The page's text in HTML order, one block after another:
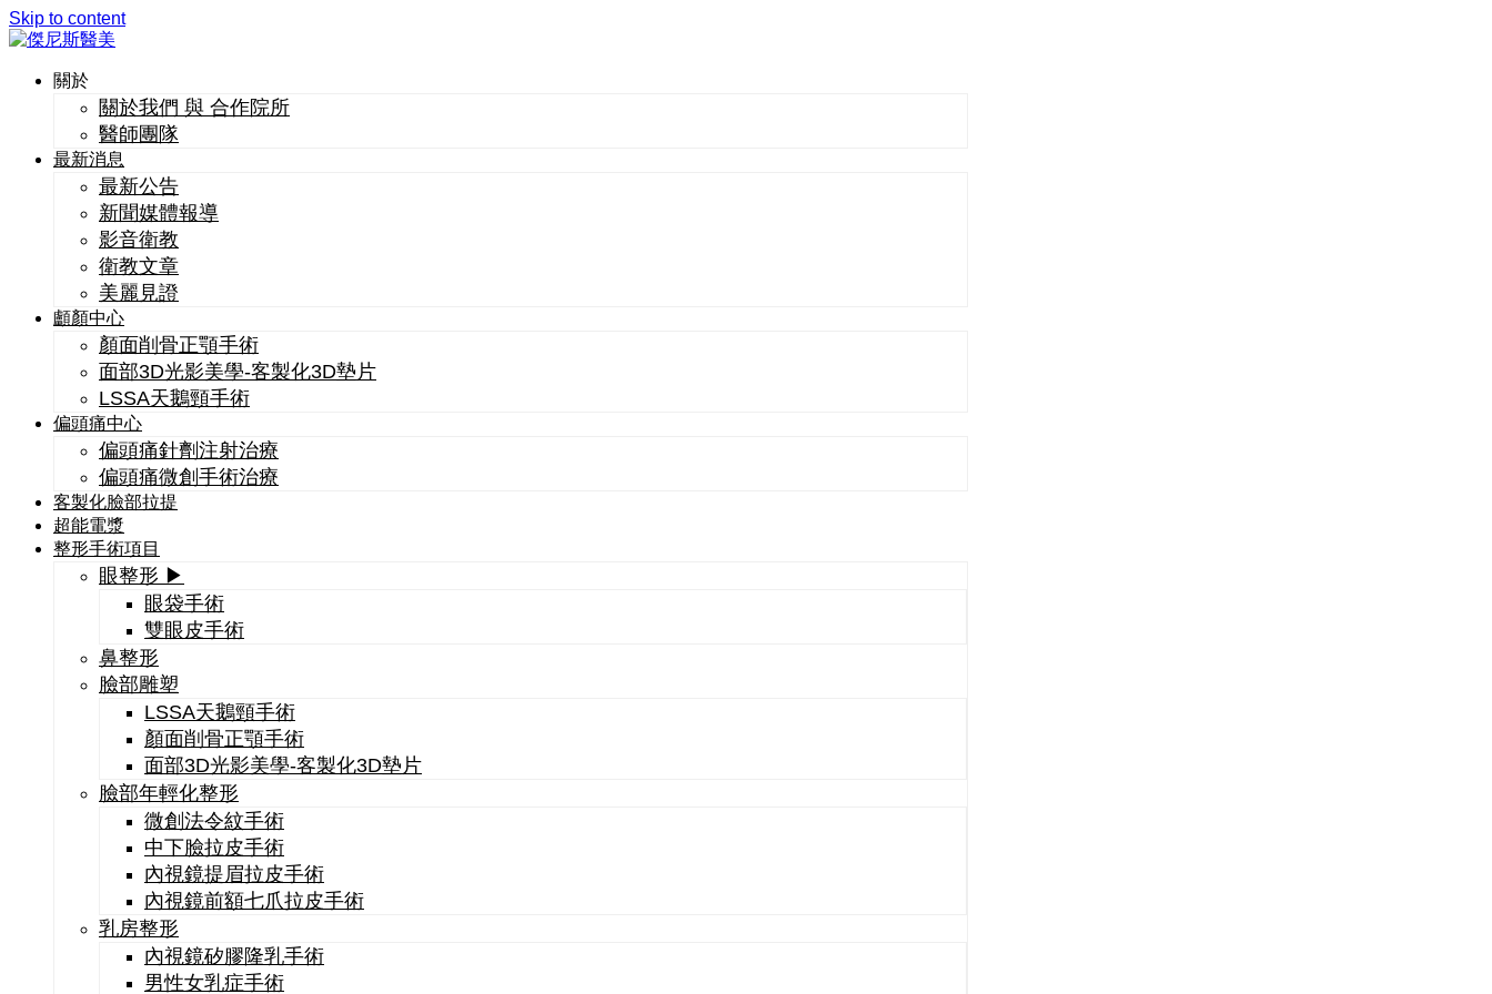
Skip to content
關於
關於我們 與 合作院所
醫師團隊
最新消息
最新公告
新聞媒體報導
影音衛教
衛教文章
美麗見證
顱顏中心
顏面削骨正顎手術
面部3D光影美學-客製化3D墊片
LSSA天鵝頸手術
偏頭痛中心
偏頭痛針劑注射治療
偏頭痛微創手術治療
客製化臉部拉提
超能電漿
整形手術項目
眼整形 ▶
眼袋手術
雙眼皮手術
鼻整形
臉部雕塑
LSSA天鵝頸手術
顏面削骨正顎手術
面部3D光影美學-客製化3D墊片
臉部年輕化整形
微創法令紋手術
中下臉拉皮手術
內視鏡提眉拉皮手術
內視鏡前額七爪拉皮手術
乳房整形
內視鏡矽膠隆乳手術
男性女乳症手術